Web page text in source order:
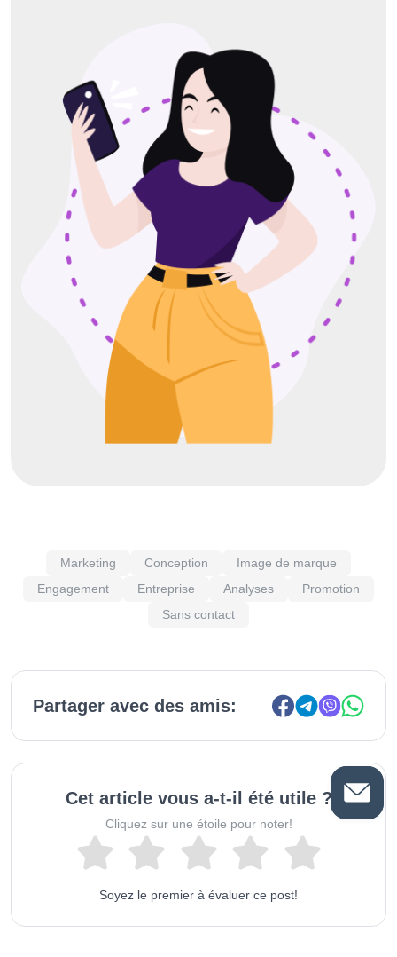
Marketing Conception
Image de marque
Engagement
Entreprise Analyses
Promotion
Sans contact
Partager avec des amis:
Cet article vous a-t-il été utile ?
Cliquez sur une étoile pour noter!
Soyez le premier à évaluer ce post!